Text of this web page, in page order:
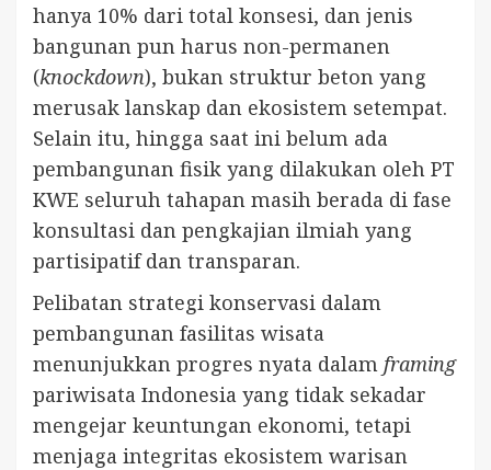
hanya 10% dari total konsesi, dan jenis
bangunan pun harus non-permanen
(knockdown), bukan struktur beton yang
merusak lanskap dan ekosistem setempat.
Selain itu, hingga saat ini belum ada
pembangunan fisik yang dilakukan oleh PT
KWE seluruh tahapan masih berada di fase
konsultasi dan pengkajian ilmiah yang
partisipatif dan transparan.
Pelibatan strategi konservasi dalam
pembangunan fasilitas wisata
menunjukkan progres nyata dalam framing
pariwisata Indonesia yang tidak sekadar
mengejar keuntungan ekonomi, tetapi
menjaga integritas ekosistem warisan